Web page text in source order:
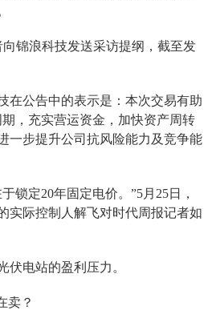
锦浪科技发送采访提纲，截至发
在公告中的表示是：本次交易有助
，充实营运资金，加快资产周转
一步提升公司抗风险能力及竞争能
锁定20年固定电价。”5月25日，
际控制人解飞对时代周报记者如
伏电站的盈利压力。
卖？